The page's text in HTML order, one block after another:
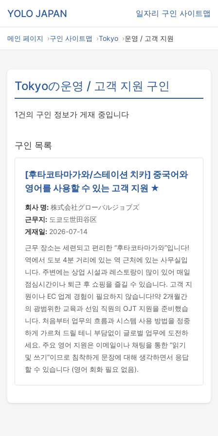
YOLO JAPAN 일자리 구인 사이트맵
메인 페이지 구인 사이트맵 Tokyo 운영 / 고객 지원
Tokyoの운영 / 고객 지원 구인
1건의 구인 정보가 게재 중입니다
구인 목록
[후타코타마가와/스테이션 치카] 중국어와
영어를 사용할 수 있는 고객 지원 ★
회사 명: 株式会社グローバルジョブズ
근무지: 도쿄도世田谷区
게재일: 2026-07-14
근무 장소는 세련되고 편리한 “후타코타마가와”입니다!
역에서 도보 4분 거리에 있는 역 근처에 있는 사무실입
니다. 주변에는 상업 시설과 레스토랑이 많이 있어 매일
점심시간이나 퇴근 후 쇼핑을 즐길 수 있습니다. 고객 지
원이나 EC 업계 경험이 필요하지 않습니다!약 2개월간
의 광범위한 교육과 선임 직원의 OJT 지원을 준비했습
니다. 처음부터 업무의 흐름과 시스템 사용 방법을 정중
하게 가르쳐 드릴 테니 부담없이 글로벌 업무에 도전하
세요. 주요 영어 지원은 이메일이나 채팅을 통한 “읽기
및 쓰기”이므로 침착하게 문장에 대해 생각하면서 응답
할 수 있습니다 (영어 회화 필요 없음).